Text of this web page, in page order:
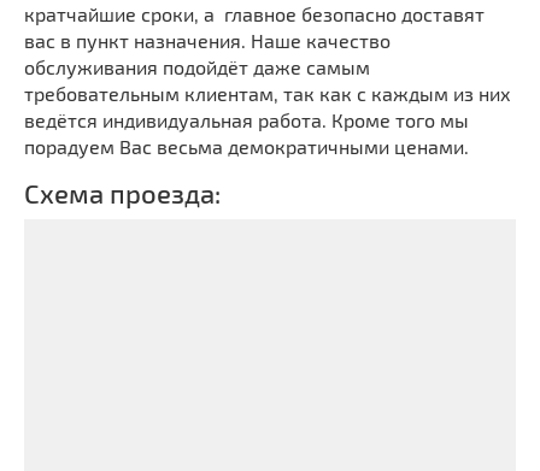
кратчайшие сроки, а главное безопасно доставят
вас в пункт назначения. Наше качество
обслуживания подойдёт даже самым
требовательным клиентам, так как с каждым из них
ведётся индивидуальная работа. Кроме того мы
порадуем Вас весьма демократичными ценами.
Схема проезда: